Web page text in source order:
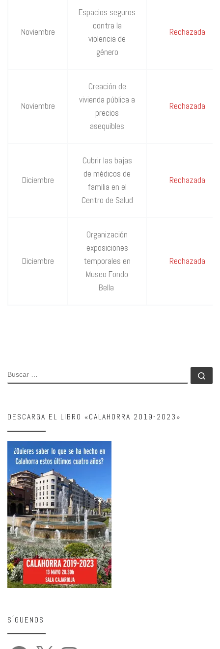
Noviembre
Espacios seguros
contra la
violencia de
género
Rechazada
Noviembre
Creación de
vivienda pública a
precios
asequibles
Rechazada
Diciembre
Cubrir las bajas
de médicos de
familia en el
Centro de Salud
Rechazada
Diciembre
Organización
exposiciones
temporales en
Museo Fondo
Bella
Rechazada
BUSCAR
DESCARGA EL LIBRO «CALAHORRA 2019-2023»
SÍGUENOS
Facebook Instagram YouTube